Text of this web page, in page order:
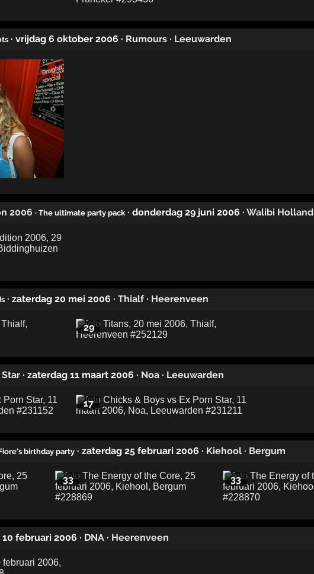
· vrijdag 6 oktober 2006 · Rumours · Leeuwarden
2006 · The ultimate party pack · donderdag 29 juni 2006 · Walibi Holland
· zaterdag 20 mei 2006 · Thialf · Heerenveen
29
· zaterdag 11 maart 2006 · Noa · Leeuwarden
17
birthday party · zaterdag 25 februari 2006 · Kiehool · Bergum
33 33
10 februari 2006 · DNA · Heerenveen